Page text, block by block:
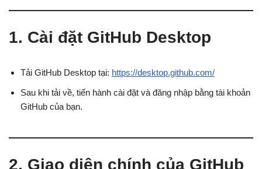
1. Cài đặt GitHub Desktop
Tải GitHub Desktop tại: https://desktop.github.com/
Sau khi tải về, tiến hành cài đặt và đăng nhập bằng tài khoản
GitHub của bạn.
2. Giao diện chính của GitHub